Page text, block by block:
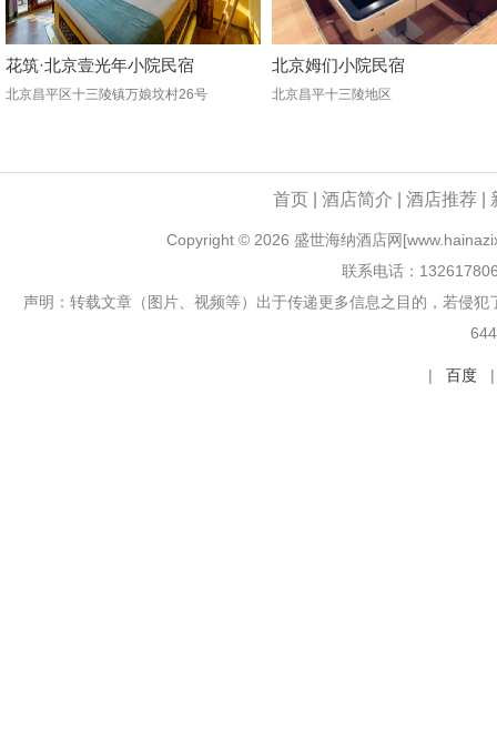
花筑·北京壹光年小院民宿
北京昌平区十三陵镇万娘坟村26号
北京姆们小院民宿
北京昌平十三陵地区
首页 酒店简介 酒店推荐
Copyright © 2026 盛世海纳酒店网
联系电话：
声明：转载文章（图片、视频等）出于传递更多信息之目的，若侵
| 百度